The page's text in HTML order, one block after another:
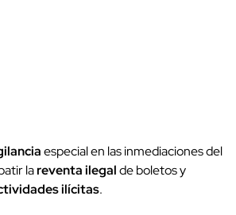
especial en las inmediaciones del
lareventa ilegalde boletos y
ilícitas.